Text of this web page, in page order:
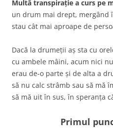
Multă transpirație a curs pe
un drum mai drept, mergând
stau cât mai aproape de
Dacă la drumeții aș sta cu
cu ambele mâini, acum nici
erau de-o parte și de alta a
să nu calc strâmb sau să mă
să mă uit în sus, în speranța
Primul